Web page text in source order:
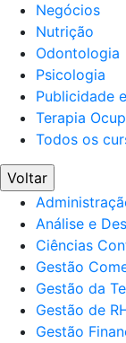
Negócios
Nutrição
Odontologia
Psicologia
Publicidade
Terapia
Todos os
Voltar
Análise e
Ciências
Gestão
Gestão da
Gestão de
Gestão